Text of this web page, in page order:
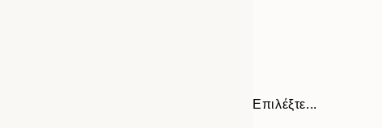
Επιλέξτε...